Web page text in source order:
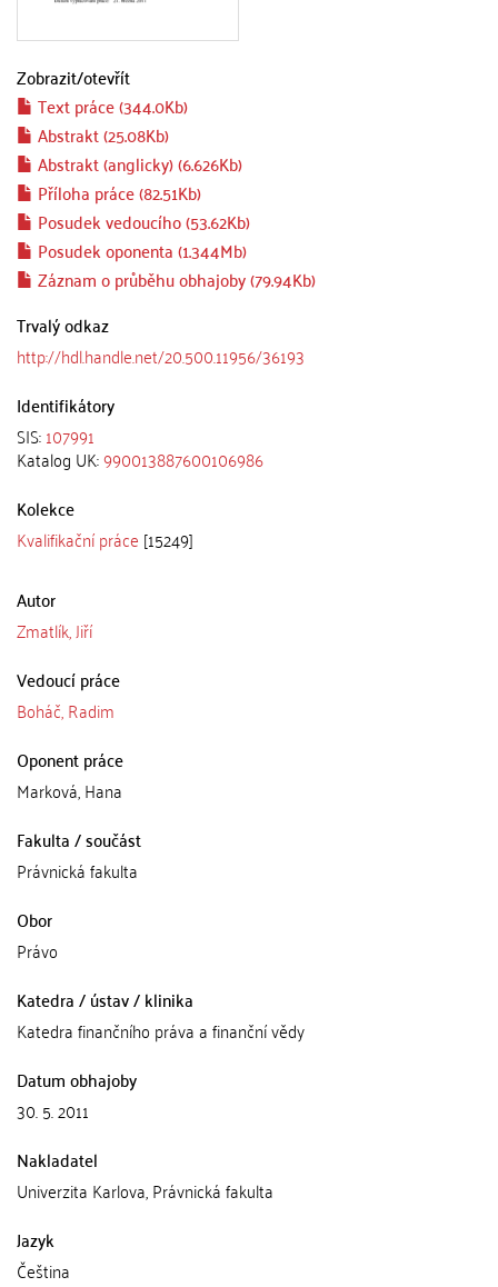
Zobrazit/otevřít
Text práce (344.0Kb)
Abstrakt (25.08Kb)
Abstrakt (anglicky) (6.626Kb)
Příloha práce (82.51Kb)
Posudek vedoucího (53.62Kb)
Posudek oponenta (1.344Mb)
Záznam o průběhu obhajoby (79.94Kb)
Trvalý odkaz
http://hdl.handle.net/20.500.11956/36193
Identifikátory
SIS:107991
Katalog UK:990013887600106986
Kolekce
Kvalifikační práce [15249]
Autor
Zmatlík, Jiří
Vedoucí práce
Boháč, Radim
Oponent práce
Marková, Hana
Fakulta / součást
Právnická fakulta
Obor
Právo
Katedra / ústav / klinika
Katedra finančního práva a finanční vědy
Datum obhajoby
30. 5. 2011
Nakladatel
Univerzita Karlova, Právnická fakulta
Jazyk
Čeština